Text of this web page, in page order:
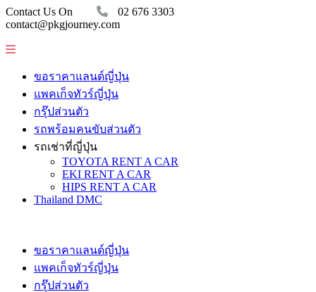
Contact Us On
02 676 3303
contact@pkgjourney.com
ขอราคาแลนด์ญี่ปุ่น
แพคเก็จทัวร์ญี่ปุ่น
กรุ๊ปส่วนตัว
รถพร้อมคนขับส่วนตัว
รถเช่าที่ญี่ปุ่น
TOYOTA RENT A CAR
EKI RENT A CAR
HIPS RENT A CAR
Thailand DMC
ขอราคาแลนด์ญี่ปุ่น
แพคเก็จทัวร์ญี่ปุ่น
กรุ๊ปส่วนตัว